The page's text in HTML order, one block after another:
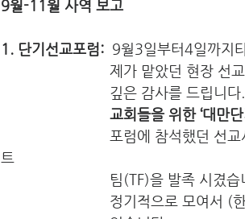
9월-11월 사역 보고
1. 단기선교포럼: 9월3일부터4일까지
깊은 감사
트